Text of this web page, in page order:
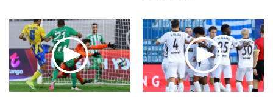
Βιβλίο
Χειρόγραφα
Προσωπικότητες στην ''Κ''
Επιστολές